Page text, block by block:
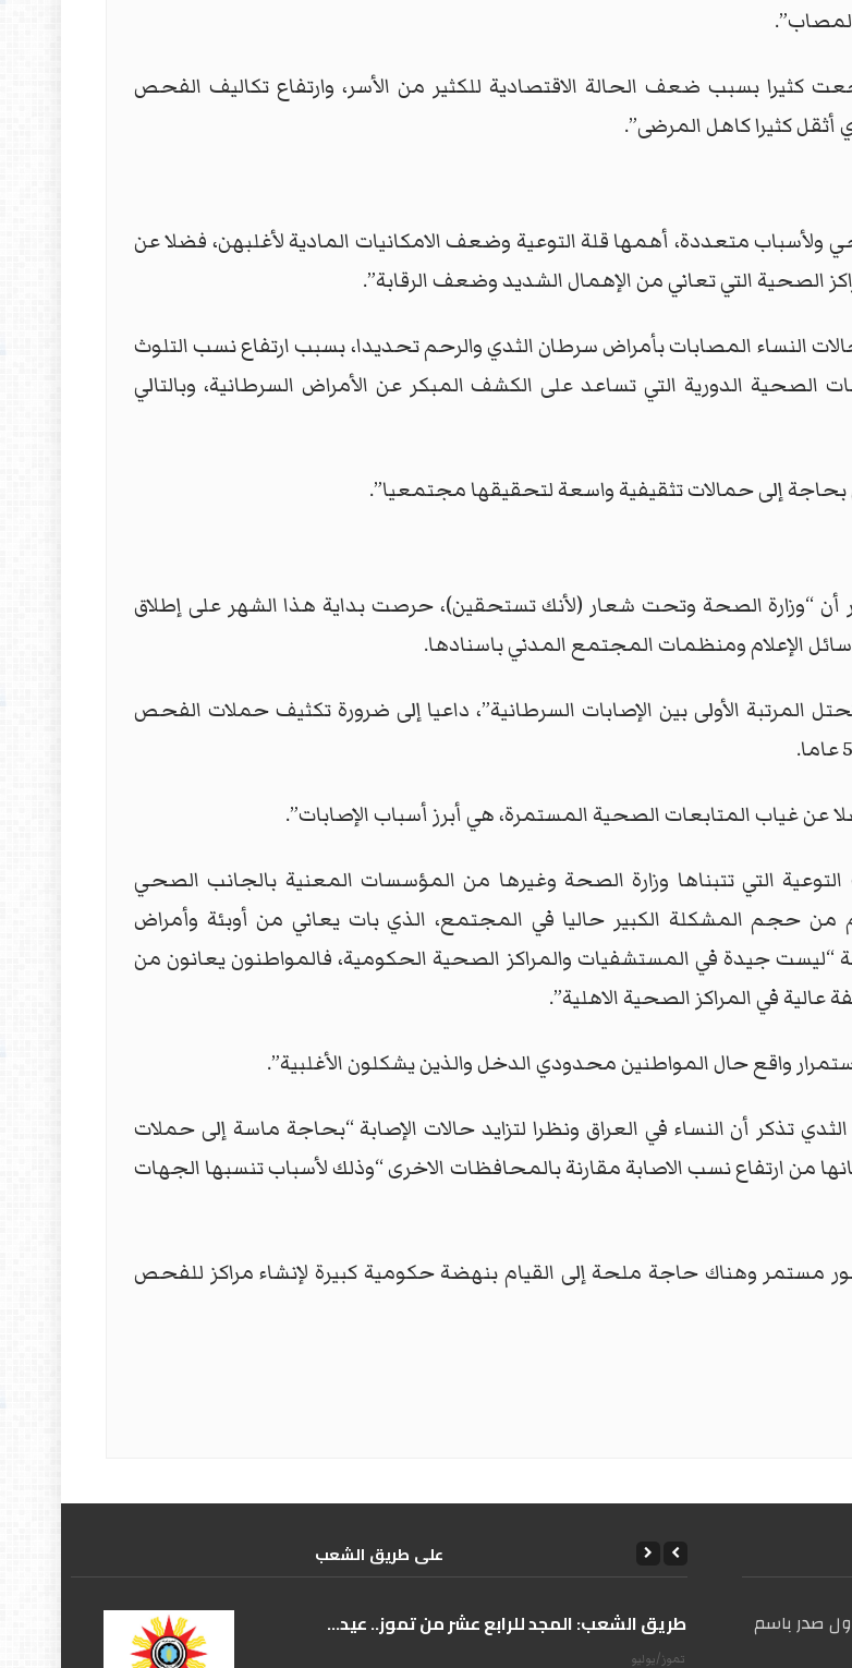
كثيرا بسبب ضعف الحالة الاقتصادية للكثير من الأسر، وارتفاع تكاليف الفحص
أثقل كثيرا كاهل المرضى”.
ولأسباب متعددة، أهمها قلة التوعية وضعف الامكانيات المادية لأغلبهن، فضلا عن
الصحية التي تعاني من الإهمال الشديد وضعف الرقابة”.
النساء المصابات بأمراض سرطان الثدي والرحم تحديدا، بسبب ارتفاع نسب التلوث
الصحية الدورية التي تساعد على الكشف المبكر عن الأمراض السرطانية، وبالتالي
إلى حمالات تثقيفية واسعة لتحقيقها مجتمعيا”.
أن “وزارة الصحة وتحت شعار (لأنك تستحقين)، حرصت بداية هذا الشهر على إطلاق
الإعلام ومنظمات المجتمع المدني باسنادها.
المرتبة الأولى بين الإصابات السرطانية”، داعيا إلى ضرورة تكثيف حملات الفحص
عن غياب المتابعات الصحية المستمرة، هي أبرز أسباب الإصابات”.
التي تتبناها وزارة الصحة وغيرها من المؤسسات المعنية بالجانب الصحي
من حجم المشكلة الكبير حاليا في المجتمع، الذي بات يعاني من أوبئة وأمراض
“ليست جيدة في المستشفيات والمراكز الصحية الحكومية، فالمواطنون يعانون من
في المراكز الصحية الاهلية”.
واقع حال المواطنين محدودي الدخل والذين يشكلون الأغلبية”.
تذكر أن النساء في العراق ونظرا لتزايد حالات الإصابة “بحاجة ماسة إلى حملات
من ارتفاع نسب الاصابة مقارنة بالمحافظات الاخرى “وذلك لأسباب تنسبها الجهات
مستمر وهناك حاجة ملحة إلى القيام بنهضة حكومية كبيرة لإنشاء مراكز للفحص
صدر باسم
علی طریق الشعب
على طريق الشعب: المجد للرابع عشر من تموز.. عيد...